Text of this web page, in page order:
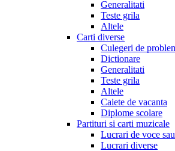
Generalitati
Teste grila
Altele
Carti diverse
Culegeri de
Dictionare
Generalitati
Teste grila
Altele
Caiete de vacanta
Diplome scolare
Partituri si carti muzicale
Lucrari de voce
Lucrari diverse